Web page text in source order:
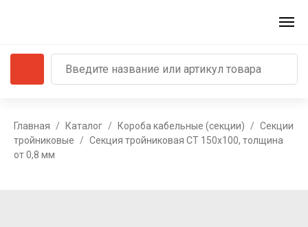
Главная Каталог Короба кабельные (секции)
Секции
тройниковые
Секция тройниковая СТ 150х100, толщина
от 0,8 мм